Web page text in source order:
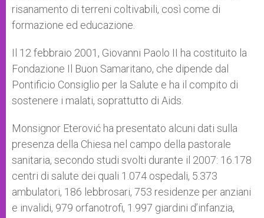
risanamento di terreni coltivabili, così come di
formazione ed educazione.
Il 12 febbraio 2001, Giovanni Paolo II ha costituito la
Fondazione Il Buon Samaritano, che dipende dal
Pontificio Consiglio per la Salute e ha il compito di
sostenere i malati, soprattutto di Aids.
Monsignor Eterović ha presentato alcuni dati sulla
presenza della Chiesa nel campo della pastorale
sanitaria, secondo studi svolti durante il 2007: 16.178
centri di salute dei quali 1.074 ospedali, 5.373
ambulatori, 186 lebbrosari, 753 residenze per anziani
e invalidi, 979 orfanotrofi, 1.997 giardini d’infanzia,